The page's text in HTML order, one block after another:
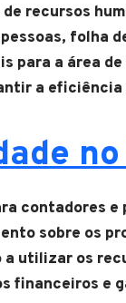
recursos
folha
para a área
a eficiência
contadores
sobre os
utilizar os
financeiros e